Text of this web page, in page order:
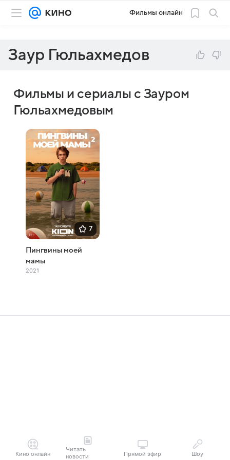
Фильмы онлайн
Заур Гюльахмедов
Фильмы и сериалы с Зауром
Гюльахмедовым
7
Пингвины моей
мамы
2021
Кино онлайн
Читать
новости
Прямой эфир Шоу